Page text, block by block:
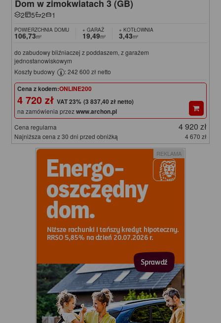
Dom w zimokwiatach 3 (GB)
2 5 2 1
POWIERZCHNIA DOMU
106,73m²
+ GARAŻ
19,49m²
+ KOTŁOWNIA
3,43m²
do zabudowy bliźniaczej z poddaszem, z garażem
jednostanowiskowym
Koszty budowy
: 242 600 zł netto
Cena z kodem:ONLINE200
4 720 zł (3 837,40 zł netto)
na zamówienia przezwww.archon.pl
Cena regularna 4 920 zł
Najniższa cena z 30 dni przed obniżką 4 670 zł
REKLAMA